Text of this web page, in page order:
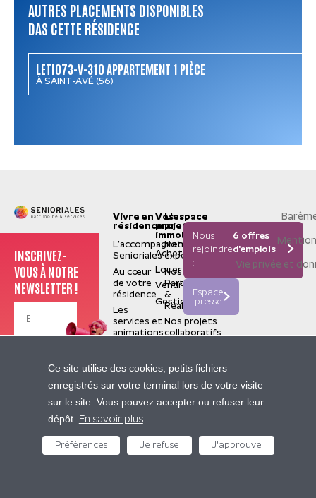
AUTRES PLACEMENTS DISPONIBLES
DAS CETTE RÉSIDENCE
LETI073-V-310 APPARTEMENT 1 PIÈCE
À SAINT-AVÉ (56)
INSCRIVEZ-
VOUS À NOTRE
NEWSLETTER !
Je m'inscris
Contactez-nous
05 62 47 94 94
Vivre en
résidence
L’accompagnement
Senioriales
Au cœur
de votre
résidence
Les
services et
animations
sommes-
nous ?
Construire
Nous
Vos
projets
immobiliers
Acheter
Louer
Vendre
Gestion
L'espace
pro
Notre
expertise
Nos
Partenaires
&
Réalisations
Nos projets
collaboratifs
de terrain
Nos
sites
Pierre
&
Nous
rejoindre
:
6 offres
d'emplois
Espace
presse
Vie privée et
Ce site utilise des cookies, petits fichiers
enregistrés sur votre terminal lors de votre visite
sur le site. Vous pouvez accepter ou refuser leur
dépôt. En savoir plus
Préférences Je refuse J'approuve